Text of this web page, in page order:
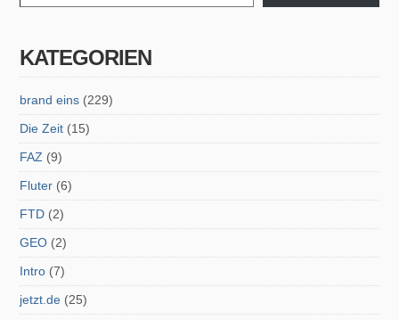
KATEGORIEN
brand eins (229)
Die Zeit (15)
FAZ (9)
Fluter (6)
FTD (2)
GEO (2)
Intro (7)
jetzt.de (25)